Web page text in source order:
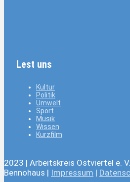
Lest uns
Kultur
Politik
Umwelt
Sport
Musik
Wissen
Kurzfilm
2023 | Arbeitskreis Ostviertel e.
Bennohaus | Impressum |